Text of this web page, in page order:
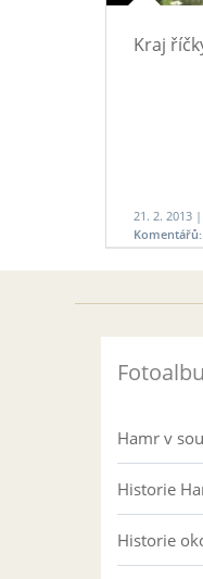
Kraj
21. 2. 2013 |
Komentářů:
Hamr v
Historie
Historie